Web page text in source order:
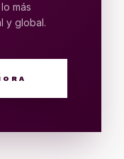
más
y global.